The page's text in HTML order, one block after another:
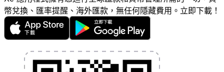
幣兌換、匯率提醒、海外匯款，無任何隱藏費用。立即下載！